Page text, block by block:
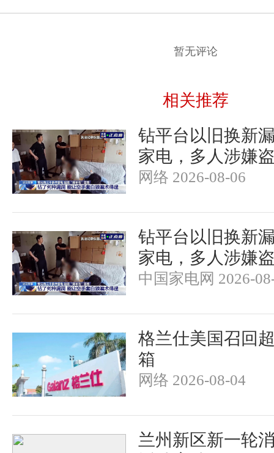
暂无评论
相关推荐
钻平台以旧换新
家电，多人涉嫌
网络 2026-08-06
钻平台以旧换新
家电，多人涉嫌
中国家电网 2026-
格兰仕美国召回
箱
网络 2026-08-04
兰州新区新一轮